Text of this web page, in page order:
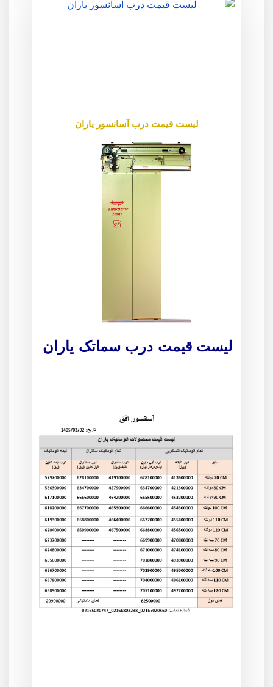
لیست قیمت درب آسانسور یاران
لیست قیمت درب سماتک یاران